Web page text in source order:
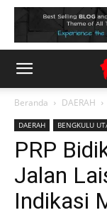
Beranda DAERAH
DAERAH BENGKULU
PRP
Jalan
Indikasi